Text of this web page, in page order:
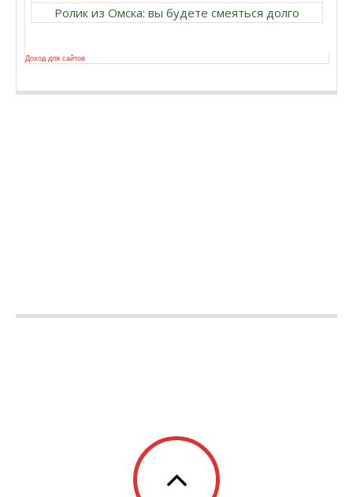
Ролик из Омска: вы будете смеяться долго
Доход для сайтов